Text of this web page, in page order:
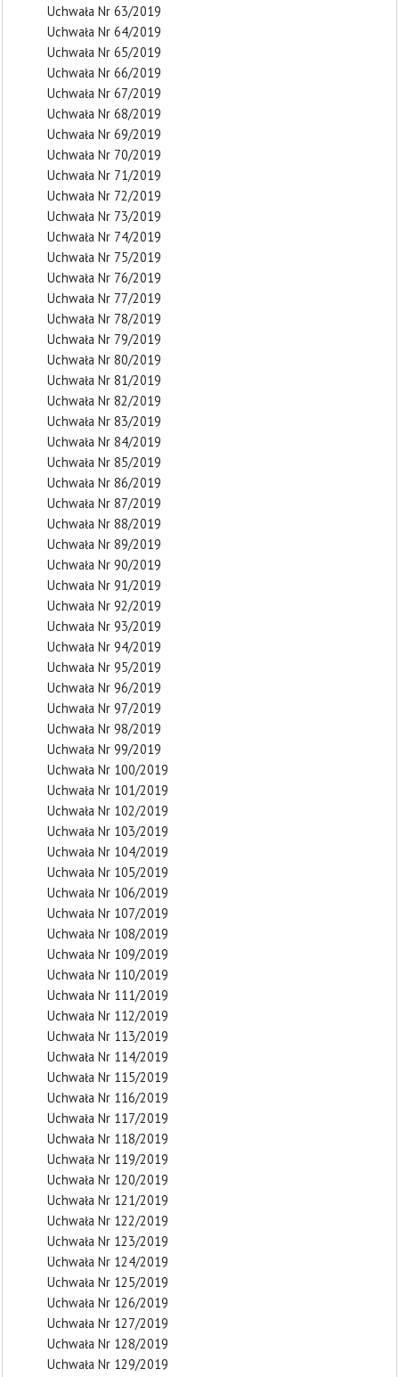
Uchwała Nr 63/2019
Uchwała Nr 64/2019
Uchwała Nr 65/2019
Uchwała Nr 66/2019
Uchwała Nr 67/2019
Uchwała Nr 68/2019
Uchwała Nr 69/2019
Uchwała Nr 70/2019
Uchwała Nr 71/2019
Uchwała Nr 72/2019
Uchwała Nr 73/2019
Uchwała Nr 74/2019
Uchwała Nr 75/2019
Uchwała Nr 76/2019
Uchwała Nr 77/2019
Uchwała Nr 78/2019
Uchwała Nr 79/2019
Uchwała Nr 80/2019
Uchwała Nr 81/2019
Uchwała Nr 82/2019
Uchwała Nr 83/2019
Uchwała Nr 84/2019
Uchwała Nr 85/2019
Uchwała Nr 86/2019
Uchwała Nr 87/2019
Uchwała Nr 88/2019
Uchwała Nr 89/2019
Uchwała Nr 90/2019
Uchwała Nr 91/2019
Uchwała Nr 92/2019
Uchwała Nr 93/2019
Uchwała Nr 94/2019
Uchwała Nr 95/2019
Uchwała Nr 96/2019
Uchwała Nr 97/2019
Uchwała Nr 98/2019
Uchwała Nr 99/2019
Uchwała Nr 100/2019
Uchwała Nr 101/2019
Uchwała Nr 102/2019
Uchwała Nr 103/2019
Uchwała Nr 104/2019
Uchwała Nr 105/2019
Uchwała Nr 106/2019
Uchwała Nr 107/2019
Uchwała Nr 108/2019
Uchwała Nr 109/2019
Uchwała Nr 110/2019
Uchwała Nr 111/2019
Uchwała Nr 112/2019
Uchwała Nr 113/2019
Uchwała Nr 114/2019
Uchwała Nr 115/2019
Uchwała Nr 116/2019
Uchwała Nr 117/2019
Uchwała Nr 118/2019
Uchwała Nr 119/2019
Uchwała Nr 120/2019
Uchwała Nr 121/2019
Uchwała Nr 122/2019
Uchwała Nr 123/2019
Uchwała Nr 124/2019
Uchwała Nr 125/2019
Uchwała Nr 126/2019
Uchwała Nr 127/2019
Uchwała Nr 128/2019
Uchwała Nr 129/2019